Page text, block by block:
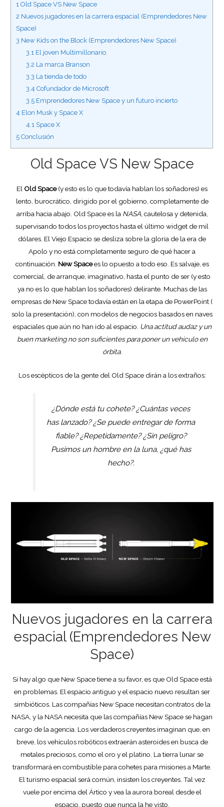
1 Old Space VS New Space
2 Nuevos jugadores en la carrera espacial (Emprendedores New
Space)
3 New Kids on the Block (Emprendedores New Space)
3.1El joven Multimillonario
3.2 La marca Branson
3.3 La tienda de todo
3.4 Cofundador de Microsoft
3.5Emprendedores New Space y un futuro incierto
4 Elon Musk y Space X
4.1Space X
5 Conclusión
Old Space VS New Space
El Old Space(y esto es lo que todavía hablan los soñadores) es
lento, burocrático, dirigido por el gobierno, completamente de
arriba hacia abajo. Old Space es la NASA, cautelosa y detenida,
supervisando todos los proyectos hasta el último widget de mil
dólares. El Viejo Espacio se desliza sobre la gloria de la era de
Apolo y no está completamente seguro de qué hacer a
continuación. New Spacees lo opuesto a todo eso. Es salvaje, es
comercial, de arranque, imaginativo, hasta el punto de ser (y esto
ya no es lo que hablan los soñadores) delirante. Muchas de las
empresas de New Space todavía están en la etapa de PowerPoint (
solo la presentación), con modelos de negocios basados ​​en naves
espaciales que aún no han ido al espacio. Una actitud audaz y un
buen marketing no son suficientes para poner un vehículo en
órbita.
Los escépticos de la gente del Old Space dirán a los extraños:
¿Dónde está tu cohete? ¿Cuántas veces
has lanzado? ¿Se puede entregar de forma
fiable? ¿Repetidamente? ¿Sin peligro?
Pusimos un hombre en la luna, ¿qué has
hecho?.
Nuevos jugadores en la carrera
espacial (Emprendedores New
Space)
Si hay algo que New Space tiene a su favor, es que Old Space está
en problemas. El espacio antiguo y el espacio nuevo resultan ser
simbióticos. Las compañías New Space necesitan contratos de la
NASA, y la NASA necesita que las compañías New Space se hagan
cargo de la agencia. Los verdaderos creyentes imaginan que, en
breve, los vehículos robóticos extraerán asteroides en busca de
metales preciosos, como el oro y el platino. La tierra lunar se
transformará en combustible para cohetes para misiones a Marte.
El turismo espacial será común, insisten los creyentes. Tal vez
vuele por encima del Ártico y vea la aurora boreal desde el
espacio, puesto que nunca la he visto.